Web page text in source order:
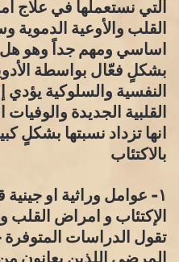
التي نستعملها في علاج
القلب والأوعية
اساسي ومهم جداً وهو
بشكلٍ فعّال بواسطة
النفسية والسلوكية
القلبية الجديدة
انها تزداد نسبتها بشكلٍ
بالاكتئاب
١- عوامل وراثية او
الإكتئاب و امراض القلب
المرضى اللذين يعانون